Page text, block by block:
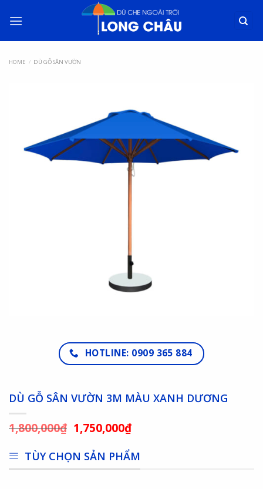
HOME / DÙ GỖ SÂN VƯỜN
HOTLINE: 0909 365 884
DÙ GỖ SÂN VƯỜN 3M MÀU XANH DƯƠNG
1,800,000₫ 1,750,000₫
TÙY CHỌN SẢN PHẨM